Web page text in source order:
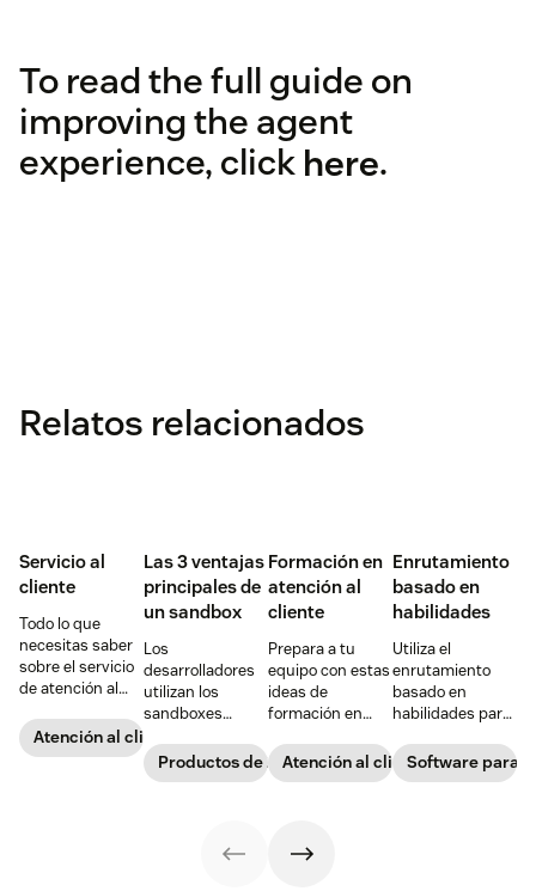
To read the full guide on
improving the agent
experience, click here.
Relatos relacionados
Servicio al
cliente
Todo lo que
necesitas saber
sobre el servicio
de atención al
maximizar sus
beneficios para
Atención al cliente
Las 3 ventajas
principales de
un sandbox
Los
desarrolladores
utilizan los
sandboxes
70. En aquel
entonces, igual
programación
controlados les
Productos de Zendesk
Formación en
atención al
cliente
Prepara a tu
equipo con estas
ideas de
formación en
cliente para que
ofrezca
excelentes.
Atención al cliente
Enrutamiento
basado en
habilidades
Utiliza el
enrutamiento
basado en
habilidades para
de tickets y
garantizar que
Software para